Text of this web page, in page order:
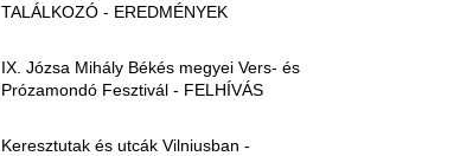
TALÁLKOZÓ - EREDMÉNYEK
IX. Józsa Mihály Békés megyei Vers- és
Prózamondó Fesztivál - FELHÍVÁS
Keresztutak és utcák Vilniusban -